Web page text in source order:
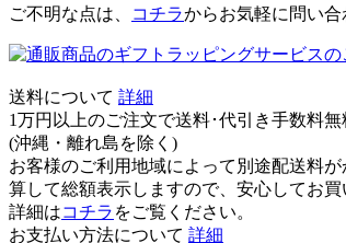
ご不明な点は、 コチラからお気軽に問い合
送料について 詳細
1万円以上のご注文で送料･代引き手数料無
(沖縄・離れ島を除く)
お客様のご利用地域によって別途配送料
算して総額表示しますので、安心してお買
詳細はコチラ をご覧ください。
お支払い方法について 詳細